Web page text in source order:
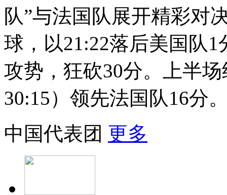
队”与法国队展开精彩对
球，以21:22落后美国队
攻势，狂砍30分。上半
30:15）领先法国队16分
中国代表团 更多